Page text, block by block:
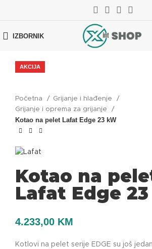
IZBORNIK
AKCIJA
Početna
Grijanje i hlađenje
Grijanje i oprema za grijanje
Kotao na pelet Lafat Edge 23 kW
Kotao na
Lafat Edge
4.233,00 KM
Kotlovi na pelet serije EDGE su još